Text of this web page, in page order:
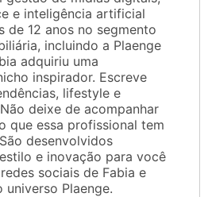
e inteligência artificial
de 12 anos no segmento
incluindo a Plaenge
adquiriu uma
inspirador. Escreve
lifestyle e
deixe de acompanhar
que essa profissional tem
desenvolvidos
e inovação para você
sociais de Fabia e
Plaenge.